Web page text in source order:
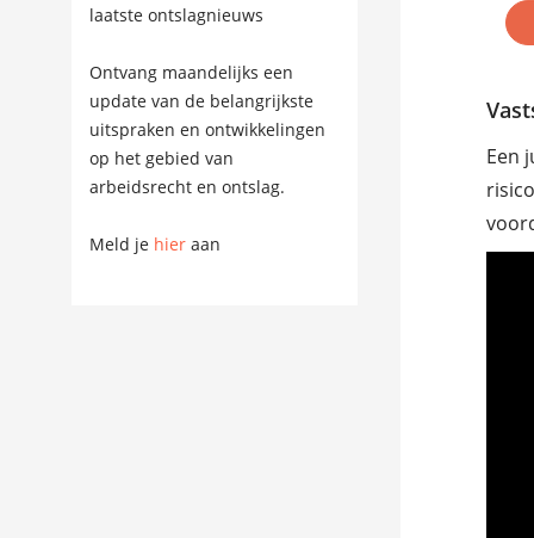
Een
laatste ontslagnieuws
Ontvang maandelijks een
update van de belangrijkste
uitspraken en ontwikkelingen
op het gebied van
arbeidsrecht en ontslag.
Meld je hieraan